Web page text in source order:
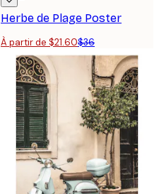
Herbe de Plage Poster
À partir de $21.60$36